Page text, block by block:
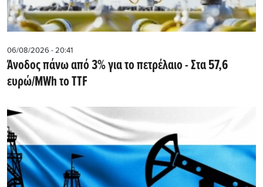
06/08/2026 - 20:41
Άνοδος πάνω από 3% για το πετρέλαιο - Στα 57,6
ευρώ/MWh το TTF